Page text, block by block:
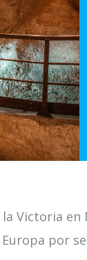
Victoria en
por